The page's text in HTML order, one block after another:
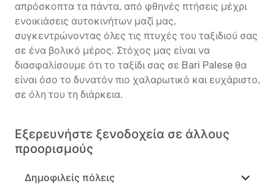
απρόσκοπτα τα πάντα, από φθηνές πτήσεις μέχρι
ενοικιάσεις αυτοκινήτων μαζί μας,
συγκεντρώνοντας όλες τις πτυχές του ταξιδιού σας
σε ένα βολικό μέρος. Στόχος μας είναι να
διασφαλίσουμε ότι το ταξίδι σας σε Bari Palese θα
είναι όσο το δυνατόν πιο χαλαρωτικό και ευχάριστο,
σε όλη του τη διάρκεια.
Εξερευνήστε ξενοδοχεία σε άλλους
προορισμούς
Δημοφιλείς πόλεις